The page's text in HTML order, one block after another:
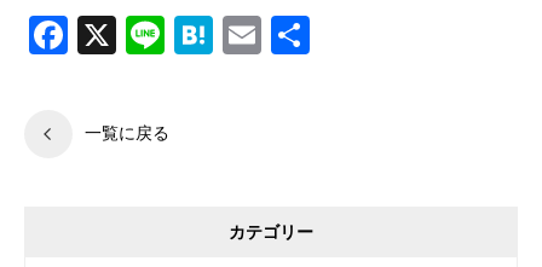
Facebook
X LineHatena
Email
一覧に戻る
カテゴリー